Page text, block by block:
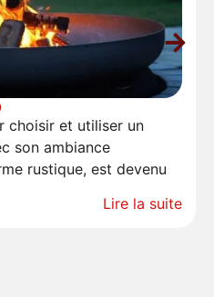
choisir et utiliser un
son ambiance
rustique, est devenu
Lire la suite